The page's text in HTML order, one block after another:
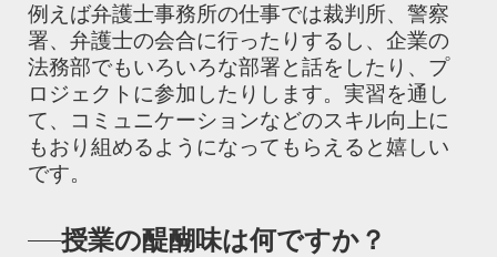
例えば弁護士事務所の仕事では裁判所、警察
署、弁護士の会合に行ったりするし、企業の
法務部でもいろいろな部署と話をしたり、プ
ロジェクトに参加したりします。実習を通し
て、コミュニケーションなどのスキル向上に
もおり組めるようになってもらえると嬉しい
です。
授業の醍醐味は何ですか？